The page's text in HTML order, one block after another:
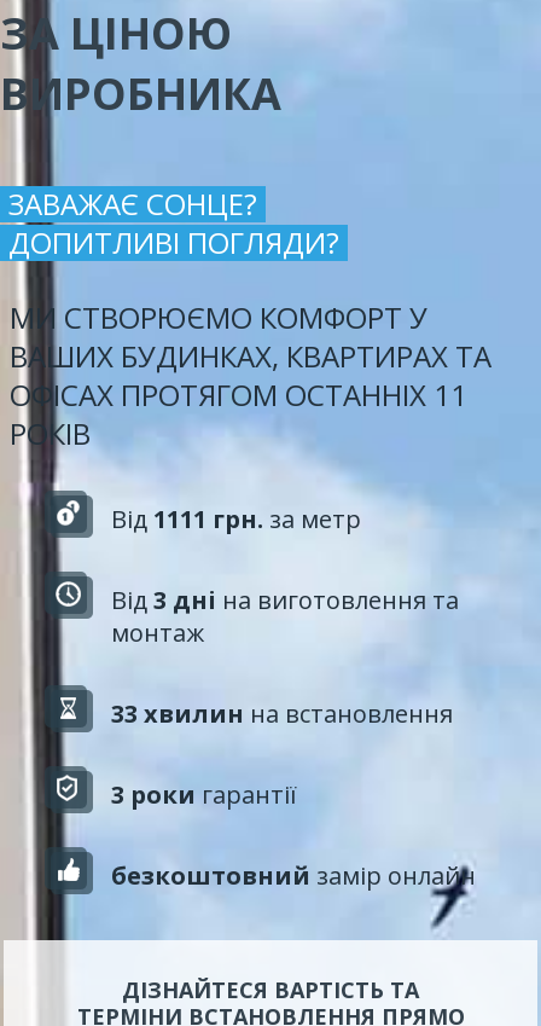
ЗА ЦІНОЮ
ВИРОБНИКА
ЗАВАЖАЄ СОНЦЕ?
ДОПИТЛИВІ ПОГЛЯДИ?
МИ СТВОРЮЄМО КОМФОРТ У
ВАШИХ БУДИНКАХ, КВАРТИРАХ ТА
ОФІСАХ ПРОТЯГОМ ОСТАННІХ 11
РОКІВ
Від 1111 грн. за метр
Від3 дні на виготовлення та
монтаж
33 хвилин на встановлення
3 роки гарантії
безкоштовний замір онлайн
ДІЗНАЙТЕСЯ ВАРТІСТЬ ТА
ТЕРМІНИ ВСТАНОВЛЕННЯ ПРЯМО